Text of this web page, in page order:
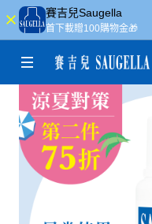
賽吉兒Saugella
首下載贈100購物金🎁